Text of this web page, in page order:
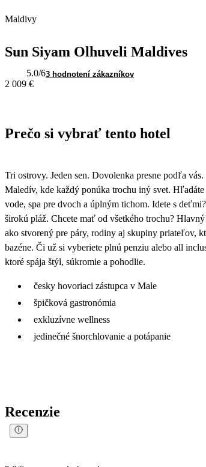
Maldivy
Sun Siyam Olhuveli Maldives
5.0/63 hodnotení zákazníkov
2 009 €
Prečo si vybrať tento hotel
Tri ostrovy. Jeden sen. Dovolenka presne podľa
Maledív, kde každý ponúka trochu iný svet.
vode, spa pre dvoch a úplným tichom. Idete s
širokú pláž. Chcete mať od všetkého trochu?
ako stvorený pre páry, rodiny aj skupiny priateľov,
bazéne. Či už si vyberiete plnú penziu alebo all
ktoré spája štýl, súkromie a pohodlie.
česky hovoriaci zástupca v Male
špičková gastronómia
exkluzívne wellness
jedinečné šnorchlovanie a potápanie
Recenzie